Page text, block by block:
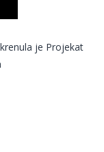
je Projekat